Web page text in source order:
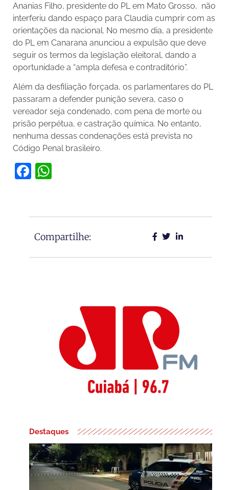
Ananias Filho, presidente do PL em Mato Grosso, não
interferiu dando espaço para Claudia cumprir com as
orientações da nacional. No mesmo dia, a presidente
do PL em Canarana anunciou a expulsão que deve
seguir os termos da legislação eleitoral, dando a
oportunidade a “ampla defesa e contraditório”.
Além da desfiliação forçada, os parlamentares do PL
passaram a defender punição severa, caso o
vereador seja condenado, com pena de morte ou
prisão perpétua, e castração química. No entanto,
nenhuma dessas condenações está prevista no
Código Penal brasileiro.
Facebook
Compartilhe:
Destaques